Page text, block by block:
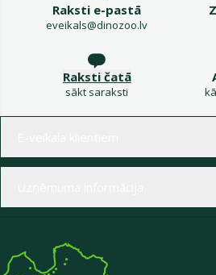
Raksti e-pastā
eveikals@dinozoo.lv
Raksti čatā
sākt saraksti